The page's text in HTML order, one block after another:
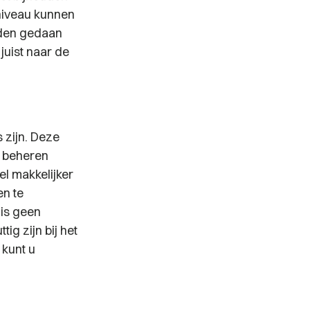
kunnen
gedaan
naar de
zijn. Deze
makkelijker
te
geen
zijn bij het
u